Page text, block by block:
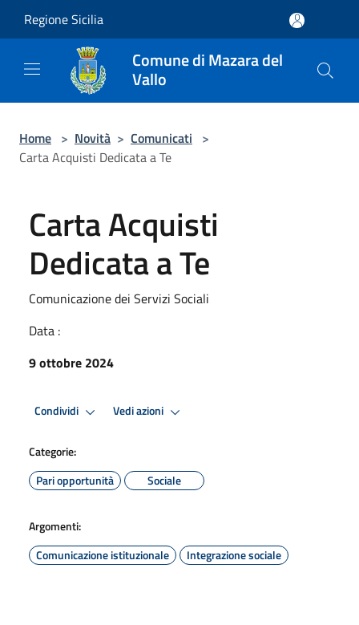
Regione Sicilia
Comune di Mazara del
Vallo
Home > Novità > Comunicati >
Carta Acquisti Dedicata a Te
Carta Acquisti
Dedicata a Te
Comunicazione dei Servizi Sociali
Data :
9 ottobre 2024
Condividi Vedi azioni
Categorie:
Pari opportunità
Sociale
Argomenti:
Comunicazione istituzionale
Integrazione sociale